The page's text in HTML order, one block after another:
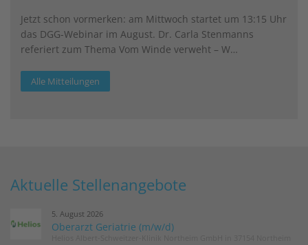
Jetzt schon vormerken: am Mittwoch startet um 13:15 Uhr
das DGG-Webinar im August. Dr. Carla Stenmanns
referiert zum Thema Vom Winde verweht – W…
Alle Mitteilungen
Aktuelle Stellenangebote
5. August 2026
Oberarzt Geriatrie (m/w/d)